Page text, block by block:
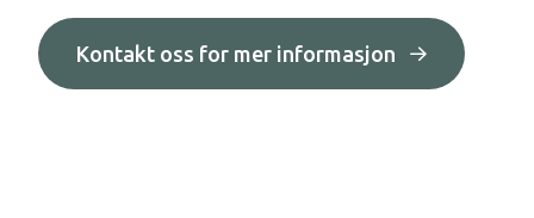
Kontakt oss for mer informasjon